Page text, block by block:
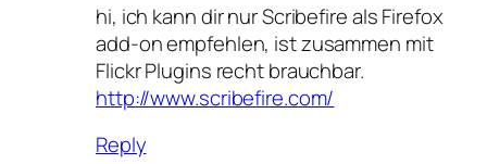
hi, ich kann dir nur Scribefire als Firefox
add-on empfehlen, ist zusammen mit
Flickr Plugins recht brauchbar.
http://www.scribefire.com/
Reply